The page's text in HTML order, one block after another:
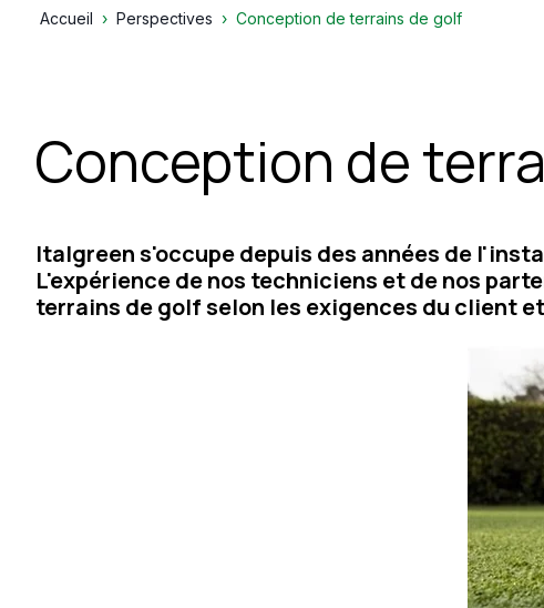
Accueil Perspectives Conception de terrains de golf
Conception de
Italgreen s'occupe depuis des années de
L'expérience de nos techniciens et de nos
terrains de golf selon les exigences du client